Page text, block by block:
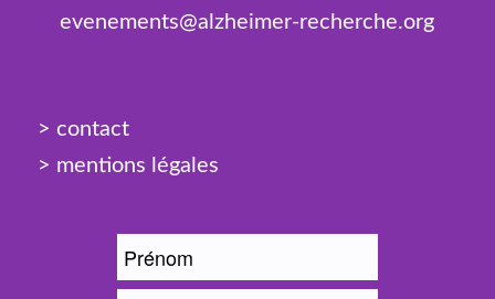
evenements@alzheimer-recherche.org
> contact
> mentions légales